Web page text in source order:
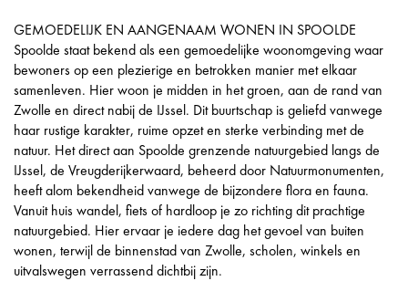
GEMOEDELIJK EN AANGENAAM WONEN IN SPOOLDE
Spoolde staat bekend als een gemoedelijke woonomgeving waar
bewoners op een plezierige en betrokken manier met elkaar
samenleven. Hier woon je midden in het groen, aan de rand van
Zwolle en direct nabij de IJssel. Dit buurtschap is geliefd vanwege
haar rustige karakter, ruime opzet en sterke verbinding met de
natuur. Het direct aan Spoolde grenzende natuurgebied langs de
IJssel, de Vreugderijkerwaard, beheerd door Natuurmonumenten,
heeft alom bekendheid vanwege de bijzondere flora en fauna.
Vanuit huis wandel, fiets of hardloop je zo richting dit prachtige
natuurgebied. Hier ervaar je iedere dag het gevoel van buiten
wonen, terwijl de binnenstad van Zwolle, scholen, winkels en
uitvalswegen verrassend dichtbij zijn.